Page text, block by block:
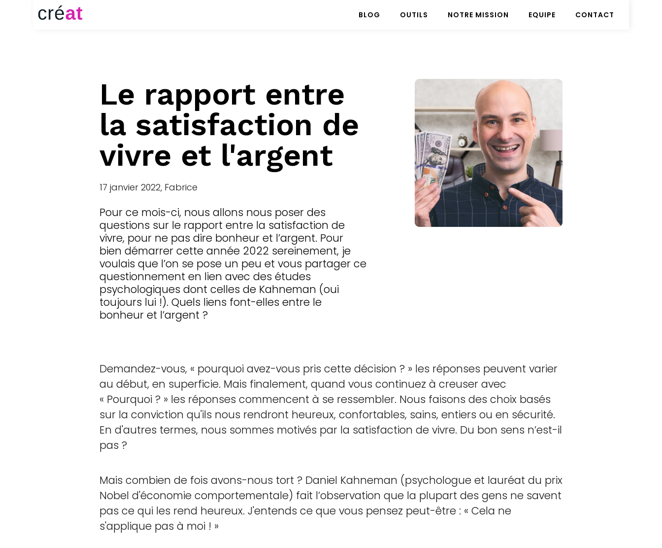
EQUIPE CONTACT
BLOG OUTILS NOTRE MISSION
Le rapport entre
la satisfaction de
vivre et l'argent
17 janvier 2022, Fabrice
Pour ce mois-ci, nous allons nous poser des
questions sur le rapport entre la satisfaction de
vivre, pour ne pas dire bonheur et l’argent. Pour
bien démarrer cette année 2022 sereinement, je
voulais que l’on se pose un peu et vous partager ce
questionnement en lien avec des études
psychologiques dont celles de Kahneman (oui
toujours lui !). Quels liens font-elles entre le
bonheur et l’argent ?
Demandez-vous, « pourquoi avez-vous pris cette décision ? » les réponses peuvent varier
au début, en superficie. Mais finalement, quand vous continuez à creuser avec
« Pourquoi ? » les réponses commencent à se ressembler. Nous faisons des choix basés
sur la conviction qu'ils nous rendront heureux, confortables, sains, entiers ou en sécurité.
En d'autres termes, nous sommes motivés par la satisfaction de vivre. Du bon sens n’est-il
pas ?
Mais combien de fois avons-nous tort ? Daniel Kahneman (psychologue et lauréat du prix
Nobel d'économie comportementale) fait l’observation que la plupart des gens ne savent
pas ce qui les rend heureux. J'entends ce que vous pensez peut-être : « Cela ne
s'applique pas à moi ! »